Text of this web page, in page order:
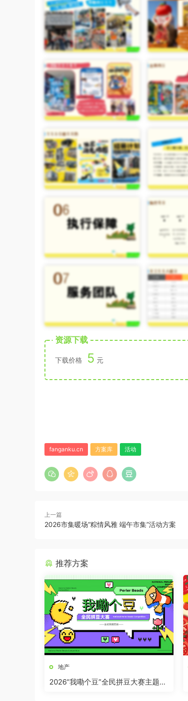
资源下载
下载价格 5 元
fanganku.cn 方案库 活动
上一篇
2026市集暖场“粽情风雅 端午市集”活动方案
推荐方案
地产
2026“我嘞个豆”全民拼豆大赛主题活